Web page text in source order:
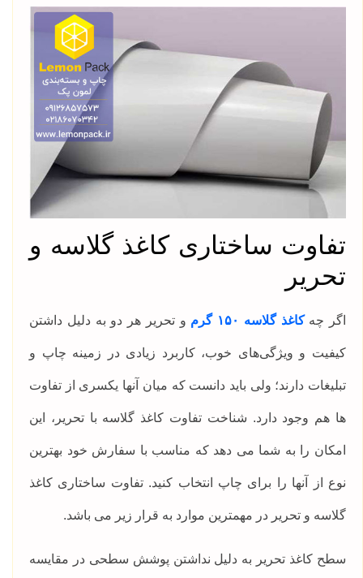
تفاوت ساختاری کاغذ گلاسه و
تحریر
اگر چه کاغذ گلاسه ۱۵۰ گرم و تحریر هر دو به دلیل داشتن
کیفیت و ویژگی‌های خوب، کاربرد زیادی در زمینه چاپ و
تبلیغات دارند؛ ولی باید دانست که میان آنها یکسری از تفاوت
ها هم وجود دارد. شناخت تفاوت کاغذ گلاسه با تحریر، این
امکان را به شما می دهد که مناسب با سفارش خود بهترین
نوع از آنها را برای چاپ انتخاب کنید. تفاوت ساختاری کاغذ
گلاسه و تحریر در مهمترین موارد به قرار زیر می‌ باشد.
سطح کاغذ تحریر به دلیل نداشتن پوشش سطحی در مقایسه